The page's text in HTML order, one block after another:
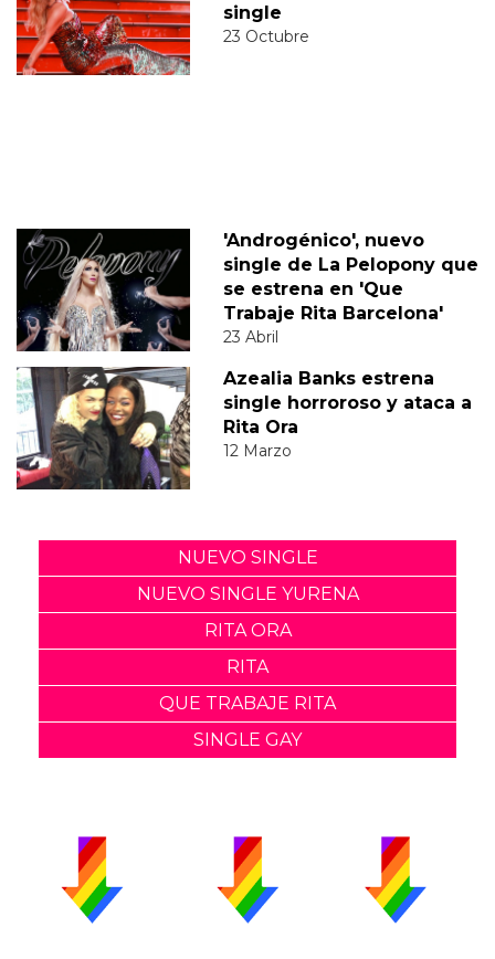
single
23 Octubre
'Androgénico', nuevo
single de La Pelopony que
se estrena en 'Que
Trabaje Rita Barcelona'
23 Abril
Azealia Banks estrena
single horroroso y ataca a
Rita Ora
12 Marzo
NUEVO SINGLE
NUEVO SINGLE YURENA
RITA ORA
RITA
QUE TRABAJE RITA
SINGLE GAY